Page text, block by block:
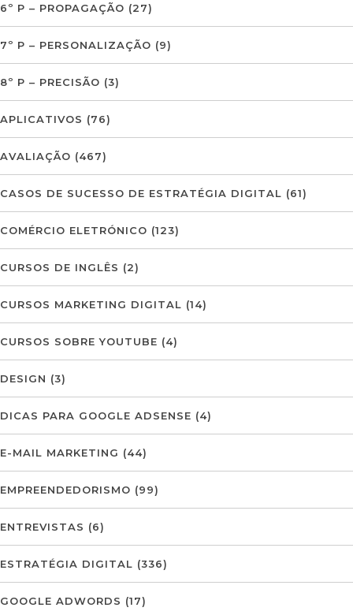
6º P – PROPAGAÇÃO (27)
7º P – PERSONALIZAÇÃO (9)
8º P – PRECISÃO (3)
APLICATIVOS (76)
AVALIAÇÃO (467)
CASOS DE SUCESSO DE ESTRATÉGIA DIGITAL (61)
COMÉRCIO ELETRÓNICO (123)
CURSOS DE INGLÊS (2)
CURSOS MARKETING DIGITAL (14)
CURSOS SOBRE YOUTUBE (4)
DESIGN (3)
DICAS PARA GOOGLE ADSENSE (4)
E-MAIL MARKETING (44)
EMPREENDEDORISMO (99)
ENTREVISTAS (6)
ESTRATÉGIA DIGITAL (336)
GOOGLE ADWORDS (17)